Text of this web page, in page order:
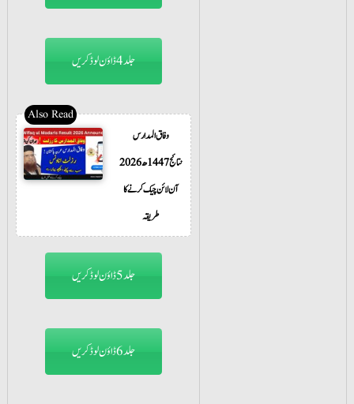
جلد4 ڈاؤن لوڈ کریں
وفاق المدارس
نتائج 1447ھ 2026
آن لائن چیک کرنے کا
طریقہ
جلد5 ڈاؤن لوڈ کریں
جلد6 ڈاؤن لوڈ کریں